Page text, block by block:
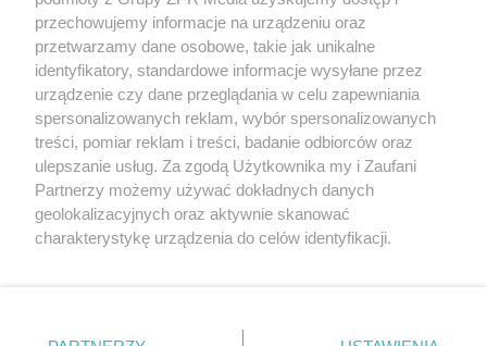
tym także elektroniczny lub mechaniczny) na jakimkolwiek polu
eksploatacji w jakiejkolwiek formie, włącznie z umieszczaniem w
Internecie bez pisemnej zgody właściciela praw. Jakiekolwiek użycie lub
wykorzystanie utworów w całości lub w części z naruszeniem prawa,
tzn. bez właściwej zgody, jest zabronione pod groźbą kary i może być
ścigane prawnie.
przechowujemy informacje na urządzeniu oraz
przetwarzamy dane osobowe, takie jak unikalne
identyfikatory, standardowe informacje wysyłane przez
urządzenie czy dane przeglądania w celu zapewniania
spersonalizowanych reklam, wybór spersonalizowanych
treści, pomiar reklam i treści, badanie odbiorców oraz
ulepszanie usług. Za zgodą Użytkownika my i Zaufani
Partnerzy możemy używać dokładnych danych
geolokalizacyjnych oraz aktywnie skanować
charakterystykę urządzenia do celów identyfikacji.
zmienić/wycofać klikając przycisk ustawień prywatności